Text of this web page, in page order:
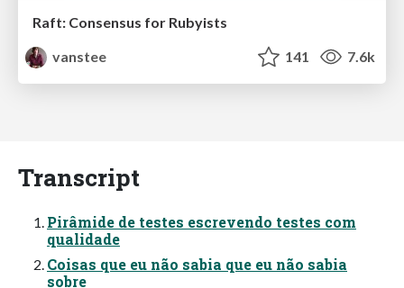
Raft: Consensus for Rubyists
vanstee
141 7.6k
Transcript
Pirâmide de testes escrevendo testes com
qualidade
Coisas que eu não sabia que eu não sabia
sobre